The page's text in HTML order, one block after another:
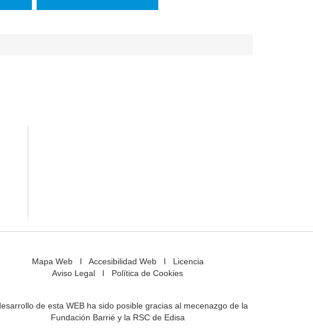
Mapa WebI Accesibilidad WebI Licencia
Aviso Legal I Política de Cookies
de esta WEB ha sido posible gracias al mecenazgo de la
Fundación Barrié y la RSC de Edisa